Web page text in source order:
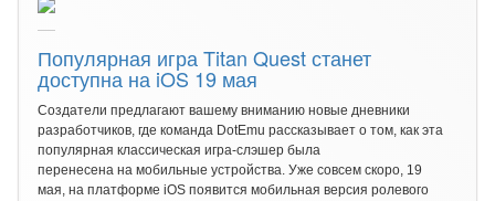
Популярная игра Titan Quest станет
доступна на iOS 19 мая
Создатели предлагают вашему вниманию новые дневники
разработчиков, где команда DotEmu рассказывает о том, как эта
популярная классическая игра-слэшер была
перенесена на мобильные устройства. Уже совсем скоро, 19
мая, на платформе iOS появится мобильная версия ролевого